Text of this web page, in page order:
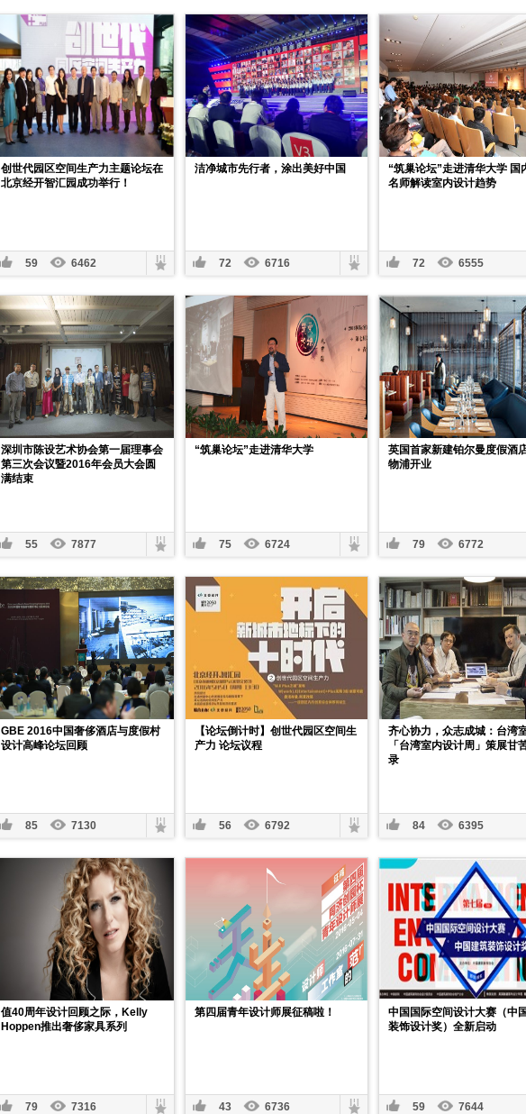
创世代园区空间生产力主题论坛在
北京经开智汇园成功举行！
59 6462
洁净城市先行者，涂出美好中国
72 6716
“筑巢论坛”走进清华大学 国
名师解读室内设计趋势
72 6555
深圳市陈设艺术协会第一届理事会
第三次会议暨2016年会员大会圆
满结束
55 7877
“筑巢论坛”走进清华大学
75 6724
英国首家新建铂尔曼度假酒
物浦开业
79 6772
GBE 2016中国奢侈酒店与度假村
设计高峰论坛回顾
85 7130
【论坛倒计时】创世代园区空间生
产力 论坛议程
56 6792
齐心协力，众志成城：台湾
「台湾室内设计周」策展甘
录
84 6395
值40周年设计回顾之际，Kelly
Hoppen推出奢侈家具系列
79 7316
第四届青年设计师展征稿啦！
43 6736
中国国际空间设计大赛（中
装饰设计奖）全新启动
59 7644